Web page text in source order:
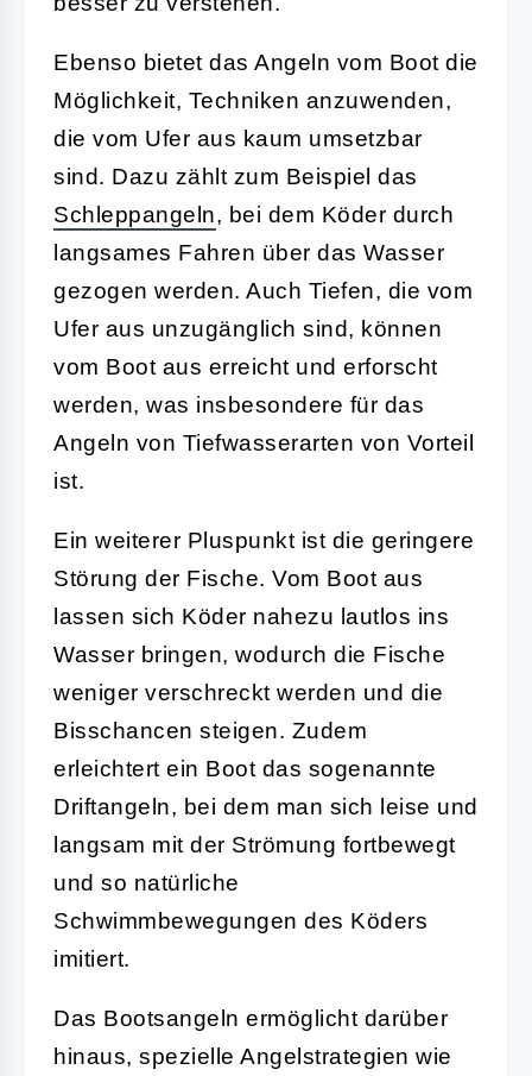
Ebenso bietet das Angeln vom Boot die
Möglichkeit, Techniken anzuwenden,
die vom Ufer aus kaum umsetzbar
sind. Dazu zählt zum Beispiel das
Schleppangeln, bei dem Köder durch
langsames Fahren über das Wasser
gezogen werden. Auch Tiefen, die vom
Ufer aus unzugänglich sind, können
vom Boot aus erreicht und erforscht
werden, was insbesondere für das
Angeln von Tiefwasserarten von Vorteil
ist.
Ein weiterer Pluspunkt ist die geringere
Störung der Fische. Vom Boot aus
lassen sich Köder nahezu lautlos ins
Wasser bringen, wodurch die Fische
weniger verschreckt werden und die
Bisschancen steigen. Zudem
erleichtert ein Boot das sogenannte
Driftangeln, bei dem man sich leise und
langsam mit der Strömung fortbewegt
und so natürliche
Schwimmbewegungen des Köders
imitiert.
Das Bootsangeln ermöglicht darüber
hinaus, spezielle Angelstrategien wie